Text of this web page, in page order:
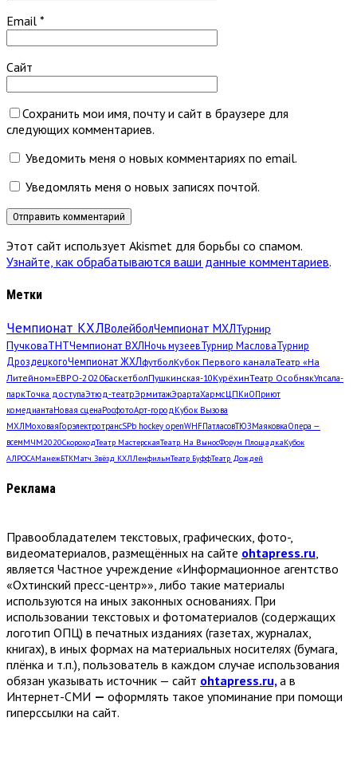
Email *
Сайт
Сохранить мои имя, почту и сайт в браузере для
следующих комментариев.
Уведомить меня о новых комментариях по email.
Уведомлять меня о новых записях почтой.
Этот сайт использует Akismet для борьбы со спамом.
Узнайте, как обрабатываются ваши данные комментариев.
Метки
Чемпионат КХЛВолейболЧемпионат МХЛТурнир
ПучковаТНТЧемпионат ВХЛНочь музеевТурнир МасловаТурнир
ДроздецкогоЧемпионат ЖХЛфутболКубок Первого каналаТеатр «На
Литейном»ЕВРО-2020БаскетболПушкинская-10КурёхинТеатр ОсобнякУпсала-
паркТочка доступаЭтюд-театрЭрмитажЭрартаХармсЦПКиОПриют
комедиантаНовая сценаРосфотоАрт-город Кубок Вызова
МХЛМоховаяГорэлектротрансSPb hockey openWHFПатласовТЮЗМаяковкаОпера —
всемМЧМ2020СкороходТеатр МастерскаяТеатр. На ВыносФорум ПлощадкаКубок
АЛРОСАМанежБТКМатч Звёзд КХЛЛенфильмТеатр БуффТеатр Дождей
Реклама
Правообладателем текстовых, графических, фото-,
видеоматериалов, размещённых на сайте ohtapress.ru,
является Частное учреждение «Информационное агентство
«Охтинский пресс-центр»», либо такие материалы
используются на иных законных основаниях. При
использовании текстовых и фотоматериалов (содержащих
логотип ОПЦ) в печатных изданиях (газетах, журналах,
книгах), в иных формах на материальных носителях (бумага,
плёнка и т.п.), пользователь в каждом случае использования
обязан указывать источник — сайт ohtapress.ru, а в
Интернет-СМИ — оформлять такое упоминание при помощи
гиперссылки на сайт.